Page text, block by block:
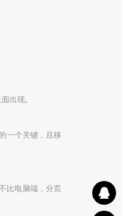
出现。
一个关键，且移
比电脑端，分页